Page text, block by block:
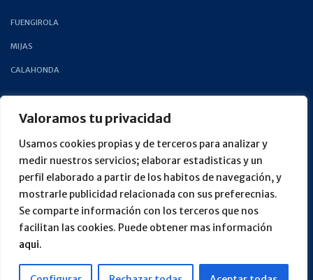
Valoramos tu privacidad
Usamos cookies propias y de terceros para analizar y
medir nuestros servicios; elaborar estadisticas y un
perfil elaborado a partir de los habitos de navegación, y
mostrarle publicidad relacionada con sus preferecnias.
Se comparte información con los terceros que nos
facilitan las cookies. Puede obtener mas información
aqui.
FUENGIROLA
MIJAS
CALAHONDA
LLÁMANOS +34 952 58 76 24
CONTACTO
Política de Privacidad